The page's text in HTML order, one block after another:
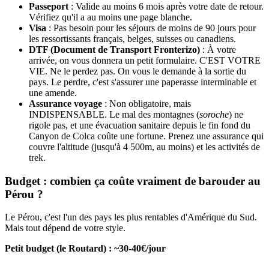
Passeport : Valide au moins 6 mois après votre date de retour.
Vérifiez qu'il a au moins une page blanche.
Visa : Pas besoin pour les séjours de moins de 90 jours pour
les ressortissants français, belges, suisses ou canadiens.
DTF (Document de Transport Fronterizo) : À votre
arrivée, on vous donnera un petit formulaire. C'EST VOTRE
VIE. Ne le perdez pas. On vous le demande à la sortie du
pays. Le perdre, c'est s'assurer une paperasse interminable et
une amende.
Assurance voyage : Non obligatoire, mais
INDISPENSABLE. Le mal des montagnes (soroche) ne
rigole pas, et une évacuation sanitaire depuis le fin fond du
Canyon de Colca coûte une fortune. Prenez une assurance qui
couvre l'altitude (jusqu'à 4 500m, au moins) et les activités de
trek.
Budget : combien ça coûte vraiment de barouder au
Pérou ?
Le Pérou, c'est l'un des pays les plus rentables d'Amérique du Sud.
Mais tout dépend de votre style.
Petit budget (le Routard) : ~30-40€/jour